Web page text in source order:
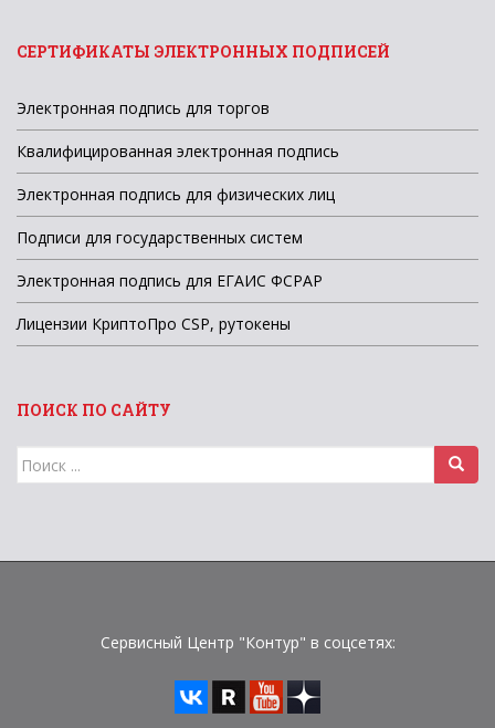
СЕРТИФИКАТЫ ЭЛЕКТРОННЫХ ПОДПИСЕЙ
Электронная подпись для торгов
Квалифицированная электронная подпись
Электронная подпись для физических лиц
Подписи для государственных систем
Электронная подпись для ЕГАИС ФСРАР
Лицензии КриптоПро CSP, рутокены
ПОИСК ПО САЙТУ
Поиск
для:
Сервисный Центр "Контур" в соцсетях: